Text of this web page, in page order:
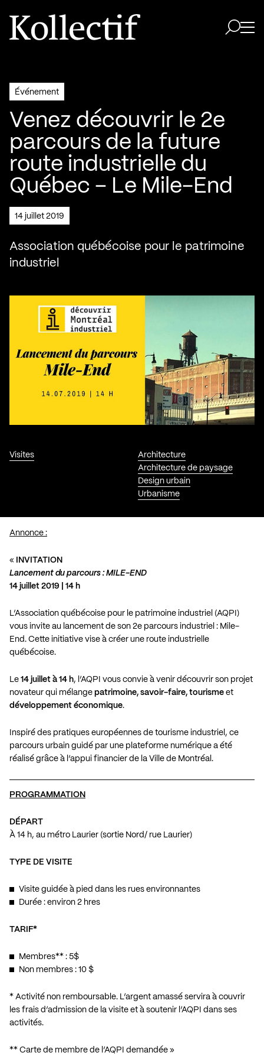
Aller à la page d'accueil
Logo Kollectif
Événement
Venez découvrir le 2e
parcours de la future
route industrielle du
Québec – Le Mile-End
14 juillet 2019
Association québécoise pour le patrimoine
industriel
Visites
Architecture
Architecture de paysage
Design urbain
Urbanisme
Annonce :
«
INVITATION
Lancement du parcours : MILE-END
14 juillet 2019 | 14 h
L’Association québécoise pour le patrimoine industriel (AQPI)
vous invite au lancement de son 2e parcours industriel : Mile-
End. Cette initiative vise à créer une route industrielle
québécoise.
Le 14 juillet à 14 h, l’AQPI vous convie à venir découvrir son projet
novateur qui mélange patrimoine, savoir-faire, tourisme et
développement économique.
Inspiré des pratiques européennes de tourisme industriel, ce
parcours urbain guidé par une plateforme numérique a été
réalisé grâce à l’appui financier de la Ville de Montréal.
PROGRAMMATION
DÉPART
À 14 h, au métro Laurier (sortie Nord/ rue Laurier)
TYPE DE VISITE
Visite guidée à pied dans les rues environnantes
Durée : environ 2 hres
TARIF*
Membres** : 5$
Non membres : 10 $
* Activité non remboursable. L’argent amassé servira à couvrir
les frais d’admission de la visite et à soutenir l’AQPI dans ses
activités.
** Carte de membre de l’AQPI demandée »